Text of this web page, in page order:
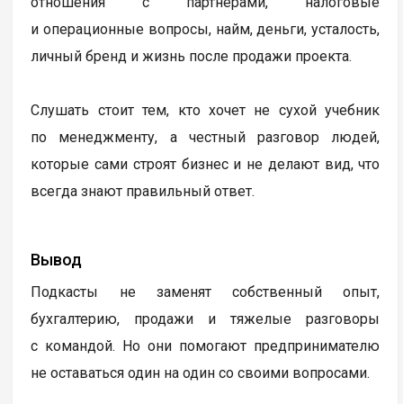
и операционные вопросы, найм, деньги, усталость,
личный бренд и жизнь после продажи проекта.
Слушать стоит тем, кто хочет не сухой учебник
по менеджменту, а честный разговор людей,
которые сами строят бизнес и не делают вид, что
всегда знают правильный ответ.
Вывод
Подкасты не заменят собственный опыт,
бухгалтерию, продажи и тяжелые разговоры
с командой. Но они помогают предпринимателю
не оставаться один на один со своими вопросами.